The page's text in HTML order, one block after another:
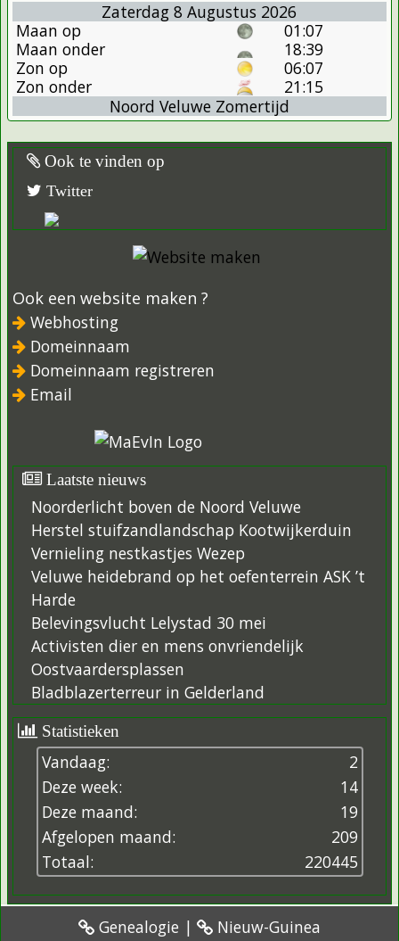
Zaterdag 8 Augustus 2026
Maan op
01:07
Maan onder
18:39
Zon op
06:07
Zon onder
21:15
Noord Veluwe Zomertijd
Ook te vinden op
Twitter
Ook een website maken ?
Webhosting
Domeinnaam
Domeinnaam registreren
Email
Laatste nieuws
Noorderlicht boven de Noord Veluwe
Herstel stuifzandlandschap Kootwijkerduin
Vernieling nestkastjes Wezep
Veluwe heidebrand op het oefenterrein ASK ’t
Harde
Belevingsvlucht Lelystad 30 mei
Activisten dier en mens onvriendelijk
Oostvaardersplassen
Bladblazerterreur in Gelderland
Statistieken
Vandaag:
2
Deze week:
14
Deze maand:
19
Afgelopen maand:
209
Totaal:
220445
Genealogie |
Nieuw-Guinea